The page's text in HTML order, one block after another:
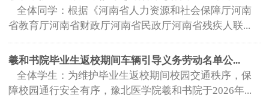
全体同学：根据《河南省人力资源和社会保障厅河南
省教育厅河南省财政厅河南省民政厅河南省残疾人联...
羲和书院毕业生返校期间车辆引导义务劳动名单公...
全体学生：为维护毕业生返校期间校园交通秩序，保
障校园通行安全有序，豫北医学院羲和书院于2026年...